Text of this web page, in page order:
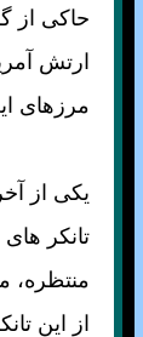
حاکی از
ارتش
مرزهای
يکی از
تانکر
منتظره،
از اين